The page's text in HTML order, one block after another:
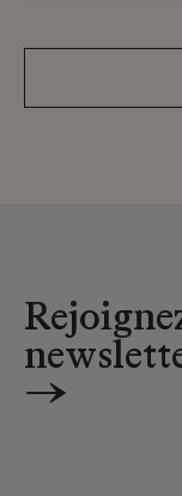
→